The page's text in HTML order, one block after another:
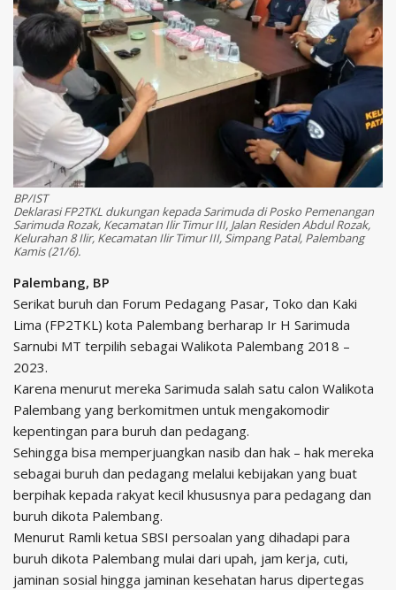
BP/IST
Deklarasi FP2TKL dukungan kepada Sarimuda di Posko Pemenangan
Sarimuda Rozak, Kecamatan Ilir Timur III, Jalan Residen Abdul Rozak,
Kelurahan 8 Ilir, Kecamatan Ilir Timur III, Simpang Patal, Palembang
Kamis (21/6).
Palembang, BP
Serikat buruh dan Forum Pedagang Pasar, Toko dan Kaki
Lima (FP2TKL) kota Palembang berharap Ir H Sarimuda
Sarnubi MT terpilih sebagai Walikota Palembang 2018 –
2023.
Karena menurut mereka Sarimuda salah satu calon Walikota
Palembang yang berkomitmen untuk mengakomodir
kepentingan para buruh dan pedagang.
Sehingga bisa memperjuangkan nasib dan hak – hak mereka
sebagai buruh dan pedagang melalui kebijakan yang buat
berpihak kepada rakyat kecil khususnya para pedagang dan
buruh dikota Palembang.
Menurut Ramli ketua SBSI persoalan yang dihadapi para
buruh dikota Palembang mulai dari upah, jam kerja, cuti,
jaminan sosial hingga jaminan kesehatan harus dipertegas